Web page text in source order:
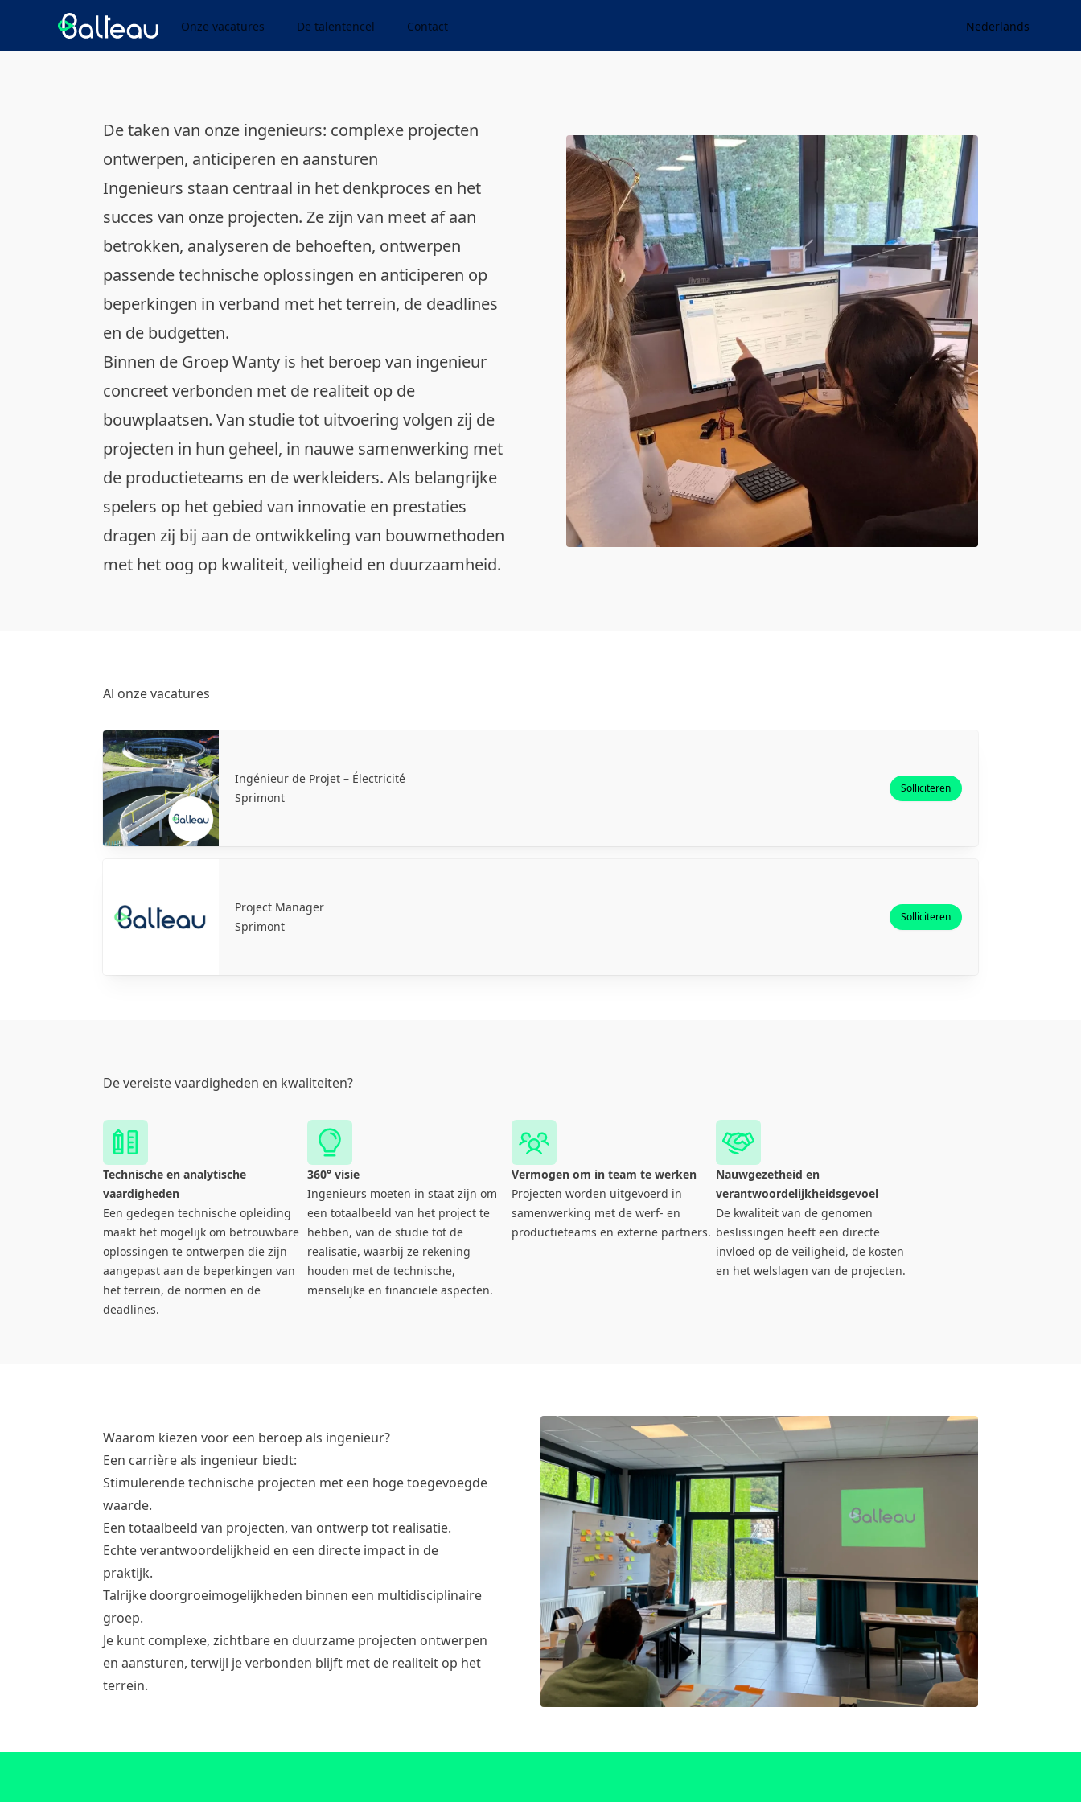
Balteau Onze vacatures De talentencel Contact Nederlands
De taken van onze ingenieurs: complexe projecten
ontwerpen, anticiperen en aansturen
Ingenieurs staan centraal in het denkproces en het
succes van onze projecten. Ze zijn van meet af aan
betrokken, analyseren de behoeften, ontwerpen
passende technische oplossingen en anticiperen op
beperkingen in verband met het terrein, de deadlines
en de budgetten.
Binnen de Groep Wanty is het beroep van ingenieur
concreet verbonden met de realiteit op de
bouwplaatsen. Van studie tot uitvoering volgen zij de
projecten in hun geheel, in nauwe samenwerking met
de productieteams en de werkleiders. Als belangrijke
spelers op het gebied van innovatie en prestaties
dragen zij bij aan de ontwikkeling van bouwmethoden
met het oog op kwaliteit, veiligheid en duurzaamheid.
Al onze vacatures
Ingénieur de Projet – Électricité
Sprimont
Solliciteren
Project Manager
Sprimont
Solliciteren
De vereiste vaardigheden en kwaliteiten?
Technische en analytische
vaardigheden
Een gedegen technische opleiding
maakt het mogelijk om betrouwbare
oplossingen te ontwerpen die zijn
aangepast aan de beperkingen van
het terrein, de normen en de
deadlines.
360° visie
Ingenieurs moeten in staat zijn om
een totaalbeeld van het project te
hebben, van de studie tot de
realisatie, waarbij ze rekening
houden met de technische,
menselijke en financiële aspecten.
Vermogen om in team te werken
Projecten worden uitgevoerd in
samenwerking met de werf- en
productieteams en externe partners.
Nauwgezetheid en
verantwoordelijkheidsgevoel
De kwaliteit van de genomen
beslissingen heeft een directe
invloed op de veiligheid, de kosten
en het welslagen van de projecten.
Waarom kiezen voor een beroep als ingenieur?
Een carrière als ingenieur biedt:
Stimulerende technische projecten met een hoge toegevoegde
waarde.
Een totaalbeeld van projecten, van ontwerp tot realisatie.
Echte verantwoordelijkheid en een directe impact in de
praktijk.
Talrijke doorgroeimogelijkheden binnen een multidisciplinaire
groep.
Je kunt complexe, zichtbare en duurzame projecten ontwerpen
en aansturen, terwijl je verbonden blijft met de realiteit op het
terrein.